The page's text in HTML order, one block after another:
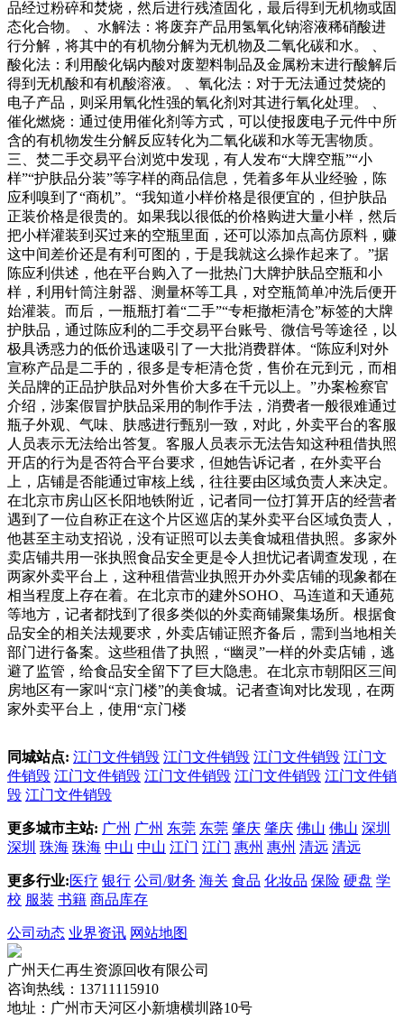
品经过粉碎和焚烧，然后进行残渣固化，最后得到无机物或固
态化合物。 、水解法：将废弃产品用氢氧化钠溶液稀硝酸进
行分解，将其中的有机物分解为无机物及二氧化碳和水。 、
酸化法：利用酸化锅内酸对废塑料制品及金属粉末进行酸解后
得到无机酸和有机酸溶液。 、氧化法：对于无法通过焚烧的
电子产品，则采用氧化性强的氧化剂对其进行氧化处理。 、
催化燃烧：通过使用催化剂等方式，可以使报废电子元件中所
含的有机物发生分解反应转化为二氧化碳和水等无害物质。
三、焚二手交易平台浏览中发现，有人发布“大牌空瓶”“小
样”“护肤品分装”等字样的商品信息，凭着多年从业经验，陈
应利嗅到了“商机”。“我知道小样价格是很便宜的，但护肤品
正装价格是很贵的。如果我以很低的价格购进大量小样，然后
把小样灌装到买过来的空瓶里面，还可以添加点高仿原料，赚
这中间差价还是有利可图的，于是我就这么操作起来了。”据
陈应利供述，他在平台购入了一批热门大牌护肤品空瓶和小
样，利用针筒注射器、测量杯等工具，对空瓶简单冲洗后便开
始灌装。而后，一瓶瓶打着“二手”“专柜撤柜清仓”标签的大牌
护肤品，通过陈应利的二手交易平台账号、微信号等途径，以
极具诱惑力的低价迅速吸引了一大批消费群体。“陈应利对外
宣称产品是二手的，很多是专柜清仓货，售价在元到元，而相
关品牌的正品护肤品对外售价大多在千元以上。”办案检察官
介绍，涉案假冒护肤品采用的制作手法，消费者一般很难通过
瓶子外观、气味、肤感进行甄别一致，对此，外卖平台的客服
人员表示无法给出答复。客服人员表示无法告知这种租借执照
开店的行为是否符合平台要求，但她告诉记者，在外卖平台
上，店铺是否能通过审核上线，往往要由区域负责人来决定。
在北京市房山区长阳地铁附近，记者同一位打算开店的经营者
遇到了一位自称正在这个片区巡店的某外卖平台区域负责人，
他甚至主动支招说，没有证照可以去美食城租借执照。多家外
卖店铺共用一张执照食品安全更是令人担忧记者调查发现，在
两家外卖平台上，这种租借营业执照开办外卖店铺的现象都在
相当程度上存在着。在北京市的建外SOHO、马连道和天通苑
等地方，记者都找到了很多类似的外卖商铺聚集场所。根据食
品安全的相关法规要求，外卖店铺证照齐备后，需到当地相关
部门进行备案。这些租借了执照，“幽灵”一样的外卖店铺，逃
避了监管，给食品安全留下了巨大隐患。在北京市朝阳区三间
房地区有一家叫“京门楼”的美食城。记者查询对比发现，在两
家外卖平台上，使用“京门楼
同城站点: 江门文件销毁 江门文件销毁 江门文件销毁 江门文
件销毁 江门文件销毁 江门文件销毁 江门文件销毁 江门文件销
毁 江门文件销毁
更多城市主站: 广州 广州 东莞 东莞 肇庆 肇庆 佛山 佛山 深圳
深圳 珠海 珠海 中山 中山 江门 江门 惠州 惠州 清远 清远
更多行业: 医疗 银行 公司/财务 海关 食品 化妆品 保险 硬盘 学
校 服装 书籍 商品库存
公司动态 业界资讯 网站地图
广州天仁再生资源回收有限公司
咨询热线：13711115910
地址：广州市天河区小新塘横圳路10号